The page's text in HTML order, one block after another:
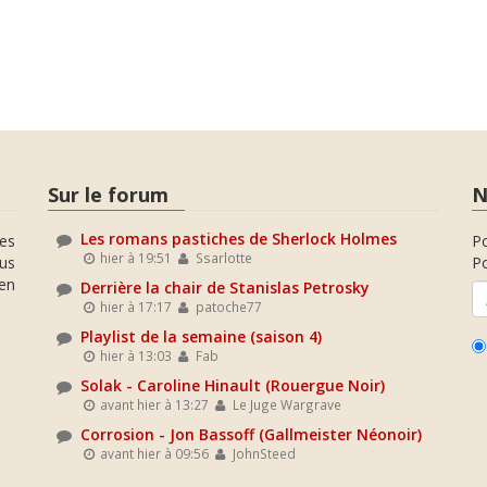
Sur le forum
Les romans pastiches de Sherlock Holmes
hier à 19:51 Ssarlotte
Derrière la chair de Stanislas Petrosky
hier à 17:17 patoche77
Playlist de la semaine (saison 4)
hier à 13:03 Fab
Solak - Caroline Hinault (Rouergue Noir)
avant hier à 13:27 Le Juge Wargrave
Corrosion - Jon Bassoff (Gallmeister Néonoir)
avant hier à 09:56 JohnSteed